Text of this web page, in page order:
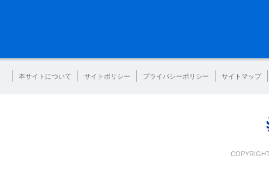
本サイトについて サイトポリシー プライバシーポリシー サイトマップ